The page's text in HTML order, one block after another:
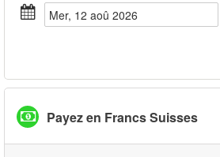
mer, 12 aoû 2026
Payez en Francs Suisses